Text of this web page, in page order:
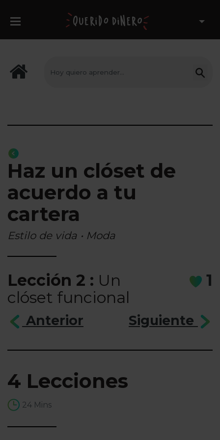
Haz un clóset de
acuerdo a tu
cartera
Estilo de vida • Moda
Lección 2 : Un
clóset funcional
1
Anterior Siguiente
4 Lecciones
24 Mins